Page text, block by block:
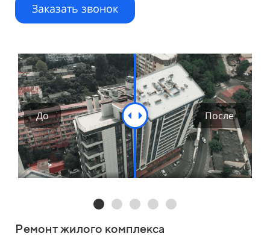
Заказать звонок
Ремонт жилого комплекса